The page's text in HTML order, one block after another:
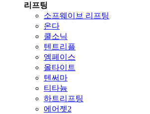
리프팅
소프웨이브 리프팅
온다
쿨소닉
텐트리플
엠페이스
올타이트
텐써마
티타늄
하트리프팅
에어젯2